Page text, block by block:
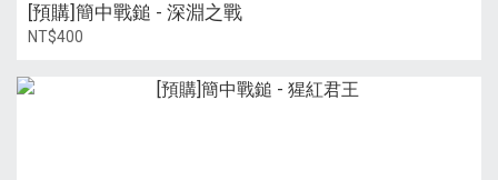
[預購]簡中戰鎚 - 深淵之戰
NT$400